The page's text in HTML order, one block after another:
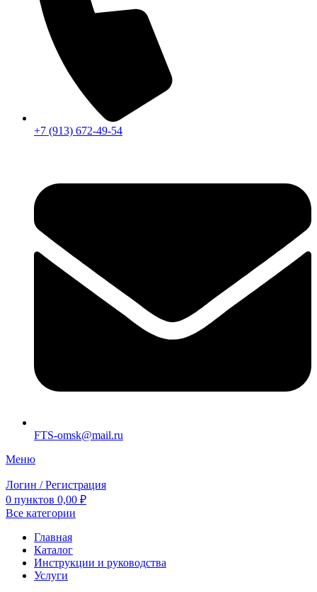
+7 (913) 672-49-54
FTS-omsk@mail.ru
Меню
Логин / Регистрация
0 пунктов 0,00 ₽
Все категории
Главная
Каталог
Инструкции и руководства
Услуги